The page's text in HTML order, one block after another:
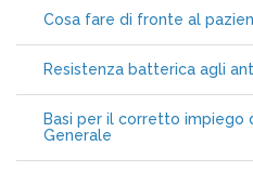
Cosa fare di fronte al
Resistenza batterica agli
Basi per il corretto impiego
Generale